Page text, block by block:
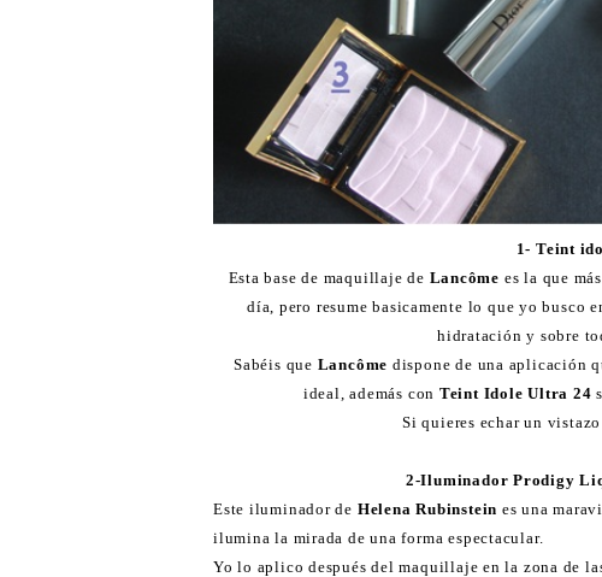
1- Teint
Esta base de maquillaje de Lancôme es la que
día, pero resume basicamente lo que yo busco
hidratación y sobre
Sabéis que Lancôme dispone de una aplicación
ideal, además con Teint Idole Ultra 24
Si quieres echar un
2-Iluminador Prodigy
Este iluminador de Helena Rubinstein es una
ilumina la mirada de una forma espectacular.
Yo lo aplico después del maquillaje en la zona de